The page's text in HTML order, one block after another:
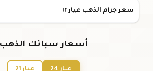
سعر جرام الذهب عيار ١٢
أسعار سبائك الذهب
عيار 24 عيار 21